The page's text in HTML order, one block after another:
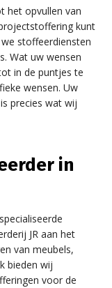
het opvullen van
kunt
stoffeerdiensten
Wat uw wensen
in de puntjes te
wensen. Uw
precies wat wij
in
JR aan het
van meubels,
bieden wij
voor de